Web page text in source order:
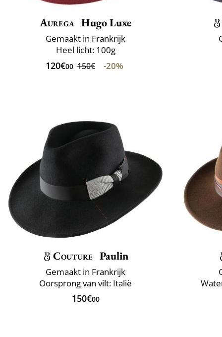
Aurega Hugo Luxe
Gemaakt in Frankrijk
Heel licht: 100g
120€00 150€ -20%
Couture Paulin
Gemaakt in Frankrijk
Oorsprong van vilt: Italië
150€00